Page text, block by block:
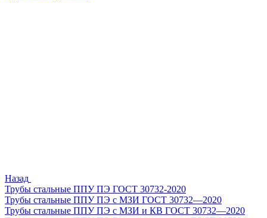
Назад
Трубы стальные ППУ ПЭ ГОСТ 30732-2020
Трубы стальные ППУ ПЭ с МЗИ ГОСТ 30732—2020
Трубы стальные ППУ ПЭ с МЗИ и КВ ГОСТ 30732—2020